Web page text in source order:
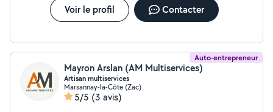
Voir le profil Contacter
Auto-entrepreneur
Mayron Arslan (AM Multiservices)
Artisan multiservices
Marsannay-la-Côte (Zac)
5/5 (3 avis)